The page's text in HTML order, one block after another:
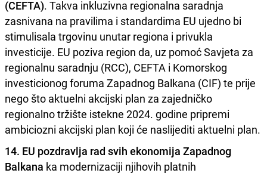
(CEFTA). Takva inkluzivna regionalna saradnja
zasnivana na pravilima i standardima EU ujedno bi
stimulisala trgovinu unutar regiona i privukla
investicije. EU poziva region da, uz pomoć Savjeta za
regionalnu saradnju (RCC), CEFTA i Komorskog
investicionog foruma Zapadnog Balkana (CIF) te prije
nego što aktuelni akcijski plan za zajedničko
regionalno tržište istekne 2024. godine pripremi
ambiciozni akcijski plan koji će naslijediti aktuelni plan.
14. EU pozdravlja rad svih ekonomija Zapadnog
Balkana ka modernizaciji njihovih platnih